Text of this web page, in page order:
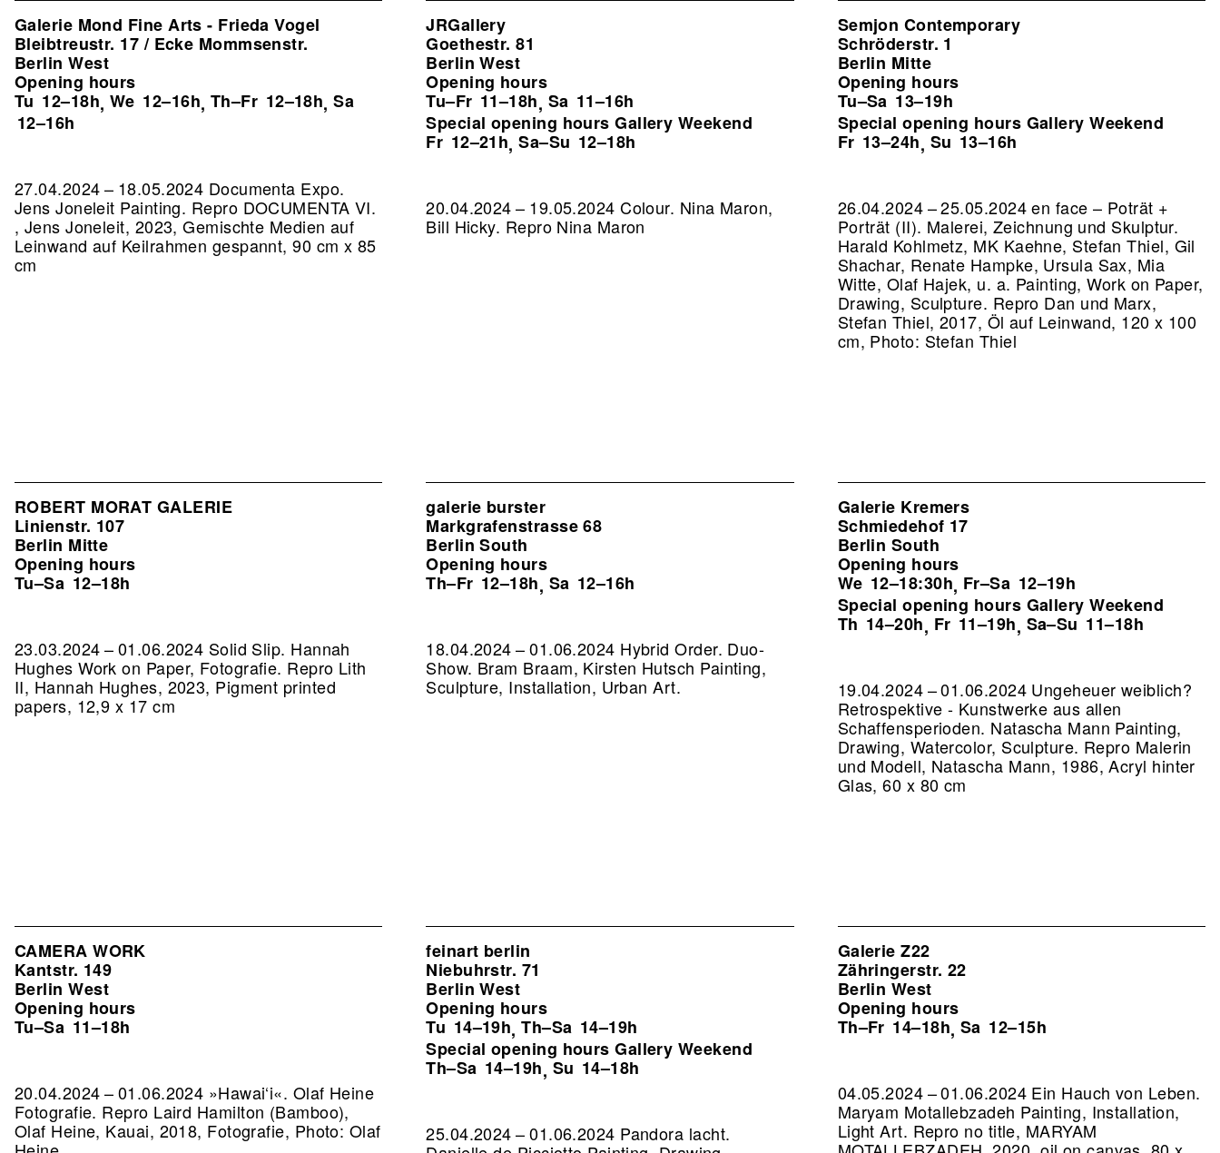
Galerie Mond Fine Arts - Frieda Vogel
Bleibtreustr. 17 / Ecke Mommsenstr.
Berlin West
Opening hours
Tu 12–18h, We 12–16h, Th–Fr 12–18h,Sa
12–16h
27.04.2024 – 18.05.2024 Documenta Expo.
Jens Joneleit Painting. Repro DOCUMENTA VI.
, Jens Joneleit, 2023, Gemischte Medien auf
Leinwand auf Keilrahmen gespannt, 90 cm x 85
cm
JRGallery
Goethestr. 81
Berlin West
Opening hours
Tu–Fr 11–18h, Sa 11–16h
Special opening hours Gallery Weekend
Fr 12–21h,Sa–Su 12–18h
20.04.2024 – 19.05.2024 Colour. Nina Maron,
Bill Hicky. Repro Nina Maron
Semjon Contemporary
Schröderstr. 1
Berlin Mitte
Opening hours
Tu–Sa 13–19h
Special opening hours Gallery Weekend
Fr 13–24h, Su 13–16h
26.04.2024 – 25.05.2024 en face – Poträt +
Porträt (II). Malerei, Zeichnung und Skulptur.
Harald Kohlmetz, MK Kaehne, Stefan Thiel, Gil
Shachar, Renate Hampke, Ursula Sax, Mia
Witte, Olaf Hajek, u. a. Painting, Work on Paper,
Drawing, Sculpture. Repro Dan und Marx,
Stefan Thiel, 2017, Öl auf Leinwand, 120 x 100
cm, Photo: Stefan Thiel
ROBERT MORAT GALERIE
Linienstr. 107
Berlin Mitte
Opening hours
Tu–Sa 12–18h
23.03.2024 – 01.06.2024 Solid Slip. Hannah
Hughes Work on Paper, Fotografie. Repro Lith
II, Hannah Hughes, 2023, Pigment printed
papers, 12,9 x 17 cm
galerie burster
Markgrafenstrasse 68
Berlin South
Opening hours
Th–Fr 12–18h, Sa 12–16h
18.04.2024 – 01.06.2024 Hybrid Order. Duo-
Show. Bram Braam, Kirsten Hutsch Painting,
Sculpture, Installation, Urban Art.
Galerie Kremers
Schmiedehof 17
Berlin South
Opening hours
We 12–18:30h, Fr–Sa 12–19h
Special opening hours Gallery Weekend
Th 14–20h, Fr 11–19h, Sa–Su 11–18h
19.04.2024 – 01.06.2024 Ungeheuer weiblich?
Retrospektive - Kunstwerke aus allen
Schaffensperioden. Natascha Mann Painting,
Drawing, Watercolor, Sculpture. Repro Malerin
und Modell, Natascha Mann, 1986, Acryl hinter
Glas, 60 x 80 cm
CAMERA WORK
Kantstr. 149
Berlin West
Opening hours
Tu–Sa 11–18h
20.04.2024 – 01.06.2024 »Hawai‘i«. Olaf Heine
Fotografie. Repro Laird Hamilton (Bamboo),
Olaf Heine, Kauai, 2018, Fotografie, Photo: Olaf
feinart berlin
Niebuhrstr. 71
Berlin West
Opening hours
Tu 14–19h,Th–Sa 14–19h
Special opening hours Gallery Weekend
Th–Sa 14–19h, Su 14–18h
25.04.2024 – 01.06.2024 Pandora lacht.
Galerie Z22
Zähringerstr. 22
Berlin West
Opening hours
Th–Fr 14–18h, Sa 12–15h
04.05.2024 – 01.06.2024 Ein Hauch von Leben.
Maryam Motallebzadeh Painting, Installation,
Light Art. Repro no title, MARYAM